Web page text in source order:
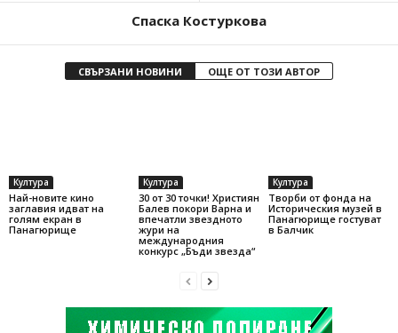
Спаска Костуркова
СВЪРЗАНИ НОВИНИ ОЩЕ ОТ ТОЗИ АВТОР
Култура
Най-новите кино
заглавия идват на
голям екран в
Панагюрище
Култура
30 от 30 точки! Християн
Балев покори Варна и
впечатли звездното
жури на
международния
конкурс „Бъди звезда“
Култура
Творби от фонда на
Историческия музей в
Панагюрище гостуват
в Балчик